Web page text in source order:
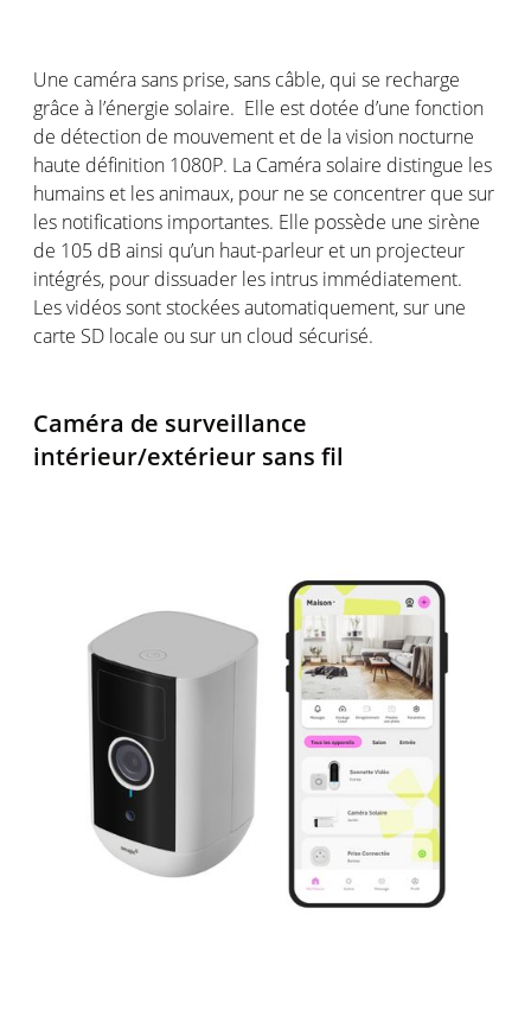
Une caméra sans prise, sans câble, qui se recharge
grâce à l’énergie solaire. Elle est dotée d’une fonction
de détection de mouvement et de lavision nocturne
haute définition 1080P. La Camérasolaire distingue les
humains et les animaux, pour ne se concentrer que sur
les notifications importantes. Elle possède une sirène
de 105 dB ainsi qu’un haut-parleur et un projecteur
intégrés, pour dissuader les intrus immédiatement.
Les vidéos sont stockées automatiquement, sur une
carte SD locale ou sur un cloud sécurisé.
Caméra de surveillance
intérieur/extérieur sans fil